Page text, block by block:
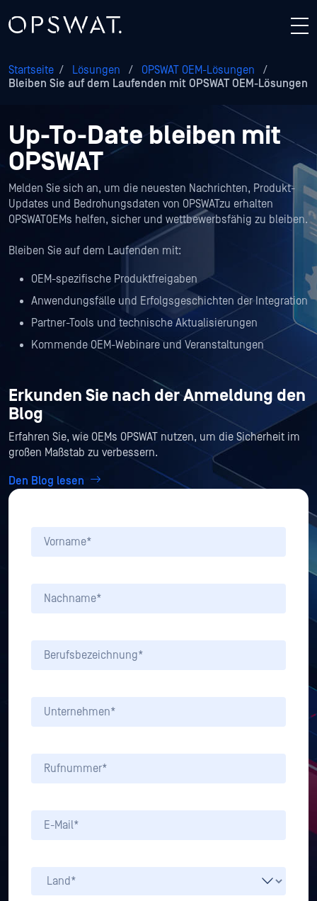
Startseite / Lösungen / OPSWAT OEM-Lösungen
/
Bleiben Sie auf dem Laufenden mit OPSWAT OEM-Lösungen
Up-To-Date bleiben mit
OPSWAT
Melden Sie sich an, um die neuesten Nachrichten, Produkt-
Updates und Bedrohungsdaten von OPSWATzu erhalten
OPSWATOEMs helfen, sicher und wettbewerbsfähig zu bleiben.
Bleiben Sie auf dem Laufenden mit:
OEM-spezifische Produktfreigaben
Anwendungsfälle und Erfolgsgeschichten der Integration
Partner-Tools und technische Aktualisierungen
Kommende OEM-Webinare und Veranstaltungen
Erkunden Sie nach der Anmeldung den
Blog
Erfahren Sie, wie OEMs OPSWAT nutzen, um die Sicherheit im
großen Maßstab zu verbessern.
Den Blog lesen